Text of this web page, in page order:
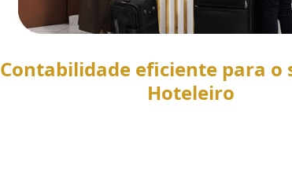
Contabilidade eficiente para o
Hoteleiro